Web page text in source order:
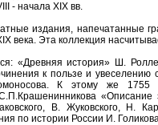
- начала XIX вв.
издания, напечатанные
века. Эта коллекция
«Древняя история» Ш.
к пользе и
К этому же 1755
В. Жуковского, Н.
по истории России И.